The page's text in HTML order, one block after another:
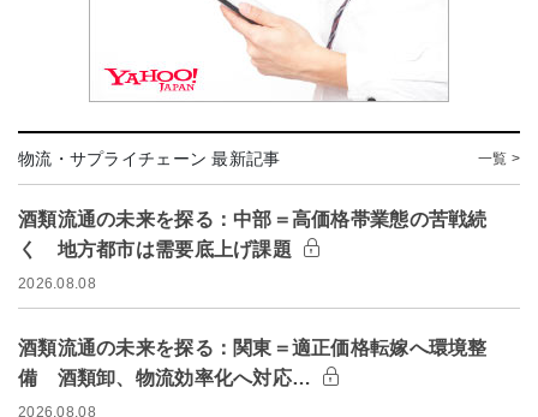
物流・サプライチェーン 最新記事 一覧 >
酒類流通の未来を探る：中部＝高価格帯業態の苦戦続
く 地方都市は需要底上げ課題
2026.08.08
酒類流通の未来を探る：関東＝適正価格転嫁へ環境整
備 酒類卸、物流効率化へ対応…
2026.08.08